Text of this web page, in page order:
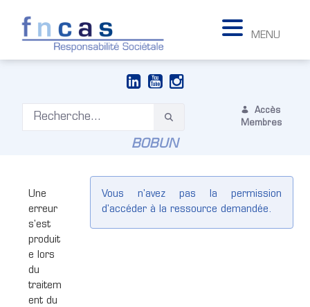
Accès
Membres
MENU
BOBUN
Une
erreur
s'est
produit
e lors
du
traitem
ent du
Vous n'avez pas la permission
d'accéder à la ressource demandée.